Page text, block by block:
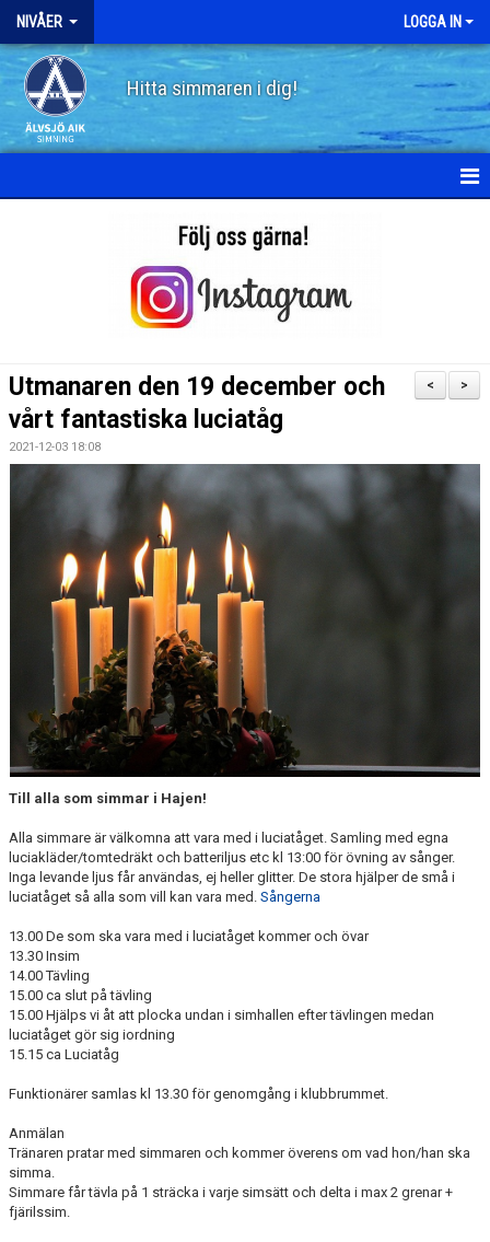
NIVÅER LOGGA IN
Hitta simmaren i dig!
HAJEN
DELFINEN
NÄR DU ÄR KLAR MED SIMSKOLAN
VANLIGA FRÅGOR
KALENDER
>
<
Utmanaren den 19 december och
vårt fantastiska luciatåg
2021-12-03 18:08
Till alla som simmar i Hajen!
Alla simmare är välkomna att vara med i luciatåget. Samling med egna
luciakläder/tomtedräkt och batteriljus etc kl 13:00 för övning av sånger.
Inga levande ljus får användas, ej heller glitter. De stora hjälper de små i
luciatåget så alla som vill kan vara med. Sångerna
13.00 De som ska vara med i luciatåget kommer och övar
13.30 Insim
14.00 Tävling
15.00 ca slut på tävling
15.00 Hjälps vi åt att plocka undan i simhallen efter tävlingen medan
luciatåget gör sig iordning
15.15 ca Luciatåg
Funktionärer samlas kl 13.30 för genomgång i klubbrummet.
Anmälan
Tränaren pratar med simmaren och kommer överens om vad hon/han ska
simma.
Simmare får tävla på 1 sträcka i varje simsätt och delta i max 2 grenar +
fjärilssim.